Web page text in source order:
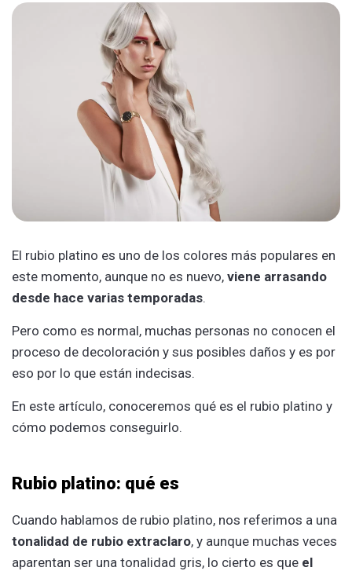
El rubio platino es uno de los colores más populares en
este momento, aunque no es nuevo, viene arrasando
desde hace varias temporadas.
Pero como es normal, muchas personas no conocen el
proceso de decoloración y sus posibles daños y es por
eso por lo que están indecisas.
En este artículo, conoceremos qué es el rubio platino y
cómo podemos conseguirlo.
Rubio platino: qué es
Cuando hablamos de rubio platino, nos referimos a una
tonalidad de rubio extraclaro, y aunque muchas veces
aparentan ser una tonalidad gris, lo cierto es que el